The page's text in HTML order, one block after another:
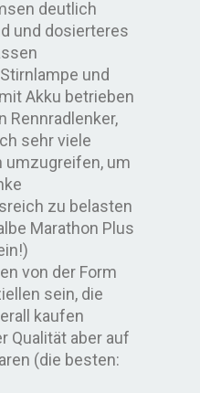
deutlich
und dosierteres
und
Akku betrieben
Rennradlenker,
sehr viele
umzugreifen, um
zu belasten
Marathon Plus
von der Form
sein, die
kaufen
Qualität aber auf
(die besten: